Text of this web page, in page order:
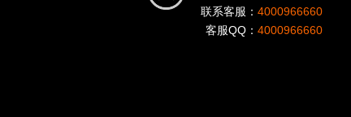
联系客服： 4000966660
客服QQ： 4000966660